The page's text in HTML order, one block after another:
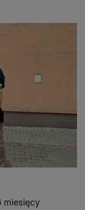
miesięcy